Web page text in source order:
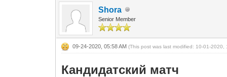
Shora
Senior Member
09-24-2020, 05:58 AM(This post was last modified: 10-01-
Кандидатский матч